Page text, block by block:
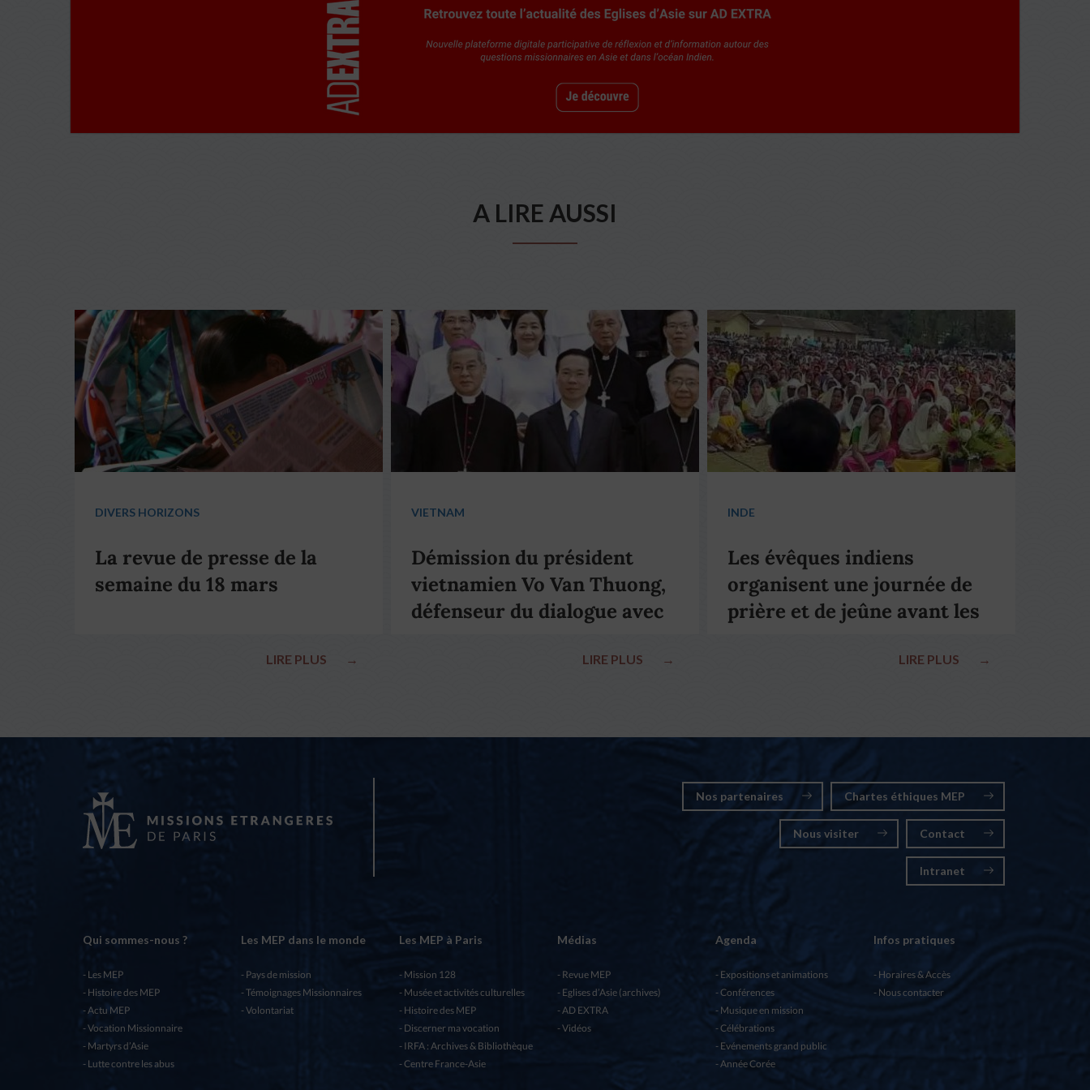
A LIRE AUSSI
DIVERS HORIZONS
La revue de presse de la
semaine du 18 mars
LIRE PLUS →
VIETNAM
Démission du président
vietnamien Vo Van Thuong,
défenseur du dialogue avec
LIRE PLUS →
INDE
Les évêques indiens
organisent une journée de
prière et de jeûne avant les
LIRE PLUS →
Nos partenaires Chartes éthiques MEP
Nous visiter Contact
Intranet
Qui sommes-nous ?
Les MEP
Histoire des MEP
Actu MEP
Vocation Missionnaire
Martyrs d’Asie
Lutte contre les abus
Les MEP dans le monde
Pays de mission
Témoignages Missionnaires
Volontariat
Les MEP à Paris
Mission 128
Musée et activités culturelles
Histoire des MEP
Discerner ma vocation
IRFA : Archives & Bibliothèque
Centre France-Asie
Médias
Revue MEP
Eglises d’Asie (archives)
AD EXTRA
Vidéos
Agenda
Expositions et animations
Conférences
Musique en mission
Célébrations
Evénements grand public
Année Corée
Infos pratiques
Horaires & Accès
Nous contacter